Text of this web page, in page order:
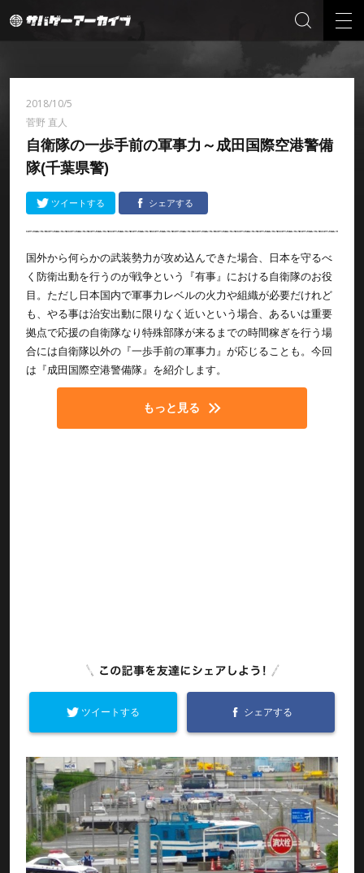
2018/10/5
菅野 直人
自衛隊の一歩手前の軍事力～成田国際空港警備
隊(千葉県警)
ツイートする シェアする
国外から何らかの武装勢力が攻め込んできた場合、日本を守るべ
く防衛出動を行うのが戦争という『有事』における自衛隊のお役
目。ただし日本国内で軍事力レベルの火力や組織が必要だけれど
も、やる事は治安出動に限りなく近いという場合、あるいは重要
拠点で応援の自衛隊なり特殊部隊が来るまでの時間稼ぎを行う場
合には自衛隊以外の『一歩手前の軍事力』が応じることも。今回
は『成田国際空港警備隊』を紹介します。
もっと見る
ツイートする シェアする